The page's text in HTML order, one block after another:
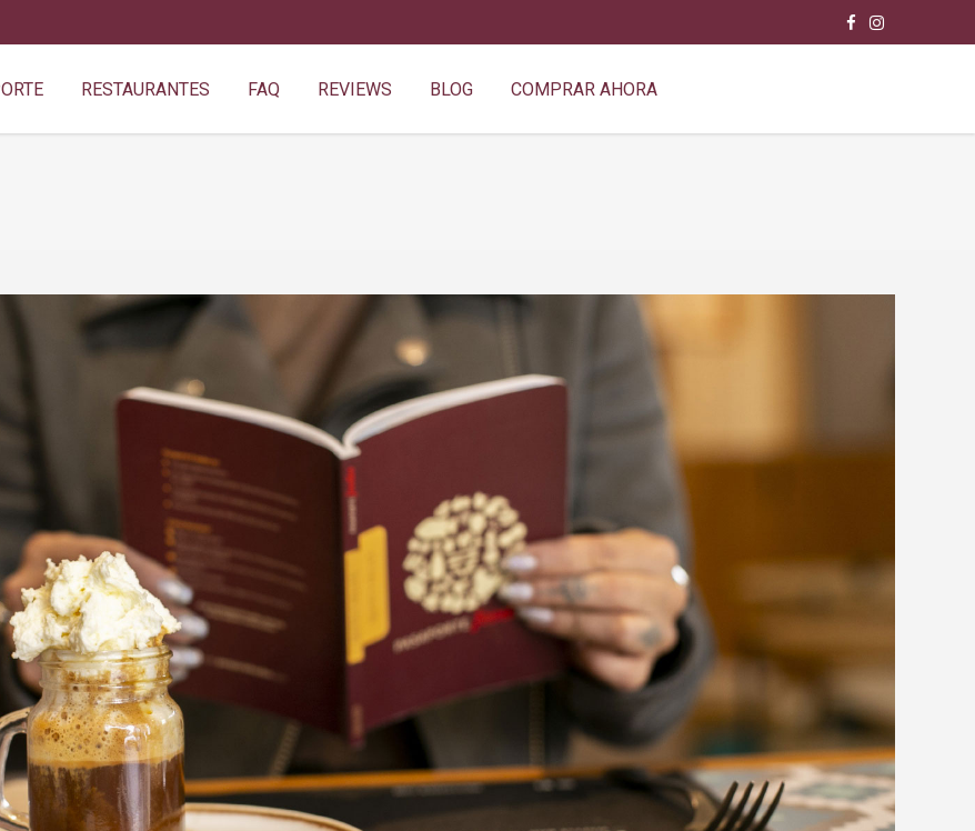
RESTAURANTES FAQ REVIEWS BLOG COMPRAR AHORA